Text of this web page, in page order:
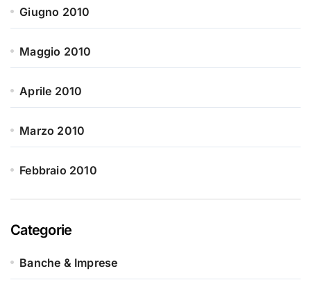
Giugno 2010
Maggio 2010
Aprile 2010
Marzo 2010
Febbraio 2010
Categorie
Banche & Imprese